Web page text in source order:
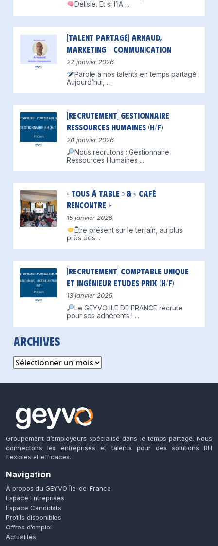
Delisle. Et si l’IA ...
[Talent partagé] Arnaud,
Marketing – Communication
22 janvier 2026
Parole à nos talents en temps partagé
Aujourd’hui, ...
[Recrutement] Gestionnaire
Ressources Humaines (H/F)
20 janvier 2026
Nous recrutons : Gestionnaire
Ressources Humaines ...
« Tous à table » & « Café
Rencontre »
15 janvier 2026
Être présent sur le terrain, au plus
près des ...
[Recrutement] Comptable unique
et Ingénieur Etudes Prix (H/F)
13 janvier 2026
Le GEYVO ILE DE FRANCE recrute
pour ses adhérents ! ...
Archives
Archives
Groupement d’employeurs spécialisé dans le temps partagé. Nous
connectons les entreprises et talents pour des solutions RH
flexibles et efficaces.
Navigation
À propos du GEYVO Île-de-France
Espace Entreprises
Espace Candidats
Profils disponibles
Offres d’emploi
Actualités